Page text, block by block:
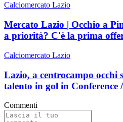
Calciomercato Lazio
Mercato Lazio | Occhio a
a priorità? C'è la prima
Calciomercato Lazio
Lazio, a centrocampo
talento in gol in Conference
Commenti